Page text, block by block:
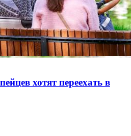
хотят переехать в